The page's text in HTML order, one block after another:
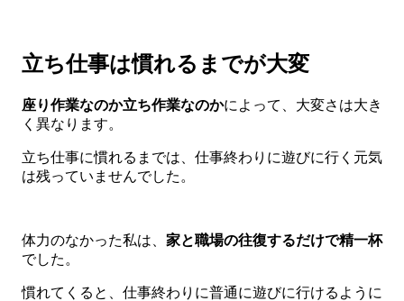
立ち仕事は慣れるまでが大変
座り作業なのか立ち作業なのかによって、大変さは大き
く異なります。
立ち仕事に慣れるまでは、仕事終わりに遊びに行く元気
は残っていませんでした。
体力のなかった私は、 家と職場の往復するだけで精一杯
でした。
慣れてくると、仕事終わりに普通に遊びに行けるように